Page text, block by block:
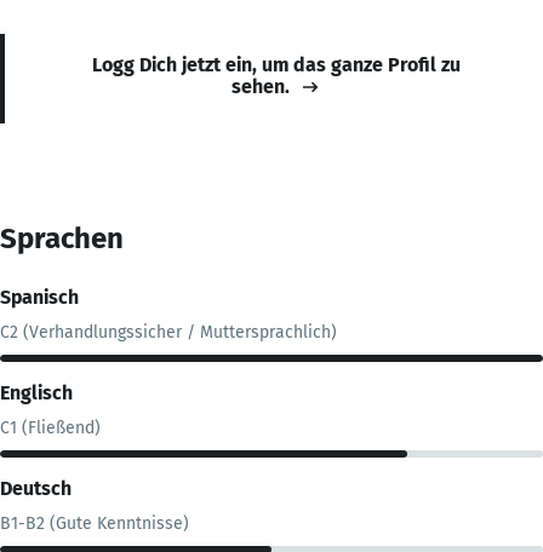
Logg Dich jetzt ein, um das ganze Profil zu
sehen.
Sprachen
Spanisch
C2 (Verhandlungssicher / Muttersprachlich)
Englisch
C1 (Fließend)
Deutsch
B1-B2 (Gute Kenntnisse)